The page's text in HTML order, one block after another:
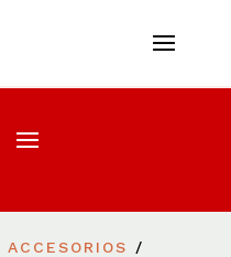
ACCESORIOS
/